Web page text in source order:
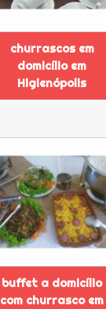
churrascos em
domicílio em
Higienópolis
buffet a domicílio
com churrasco em